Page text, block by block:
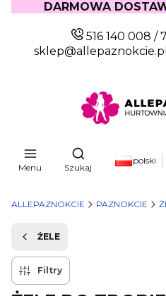
DARMOWA
516 140 008 /
sklep@allepaznokcie.pl
Menu
Otwórz
Szukaj
polski
ALLEPAZNOKCIE PAZNOKCIE
ŻELE
Filtry